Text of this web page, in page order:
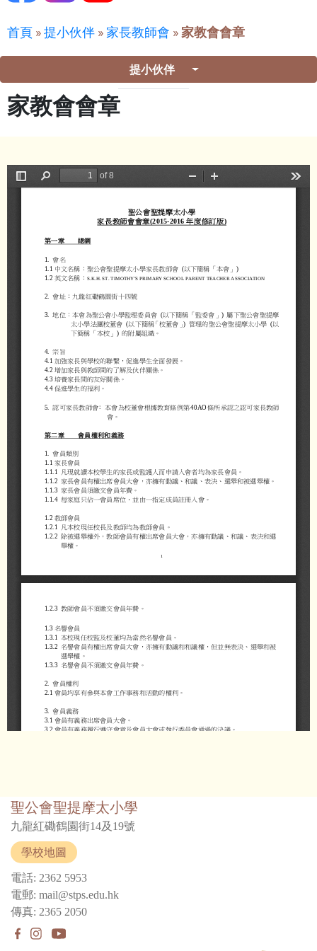
首頁 »提小伙伴 » 家長教師會 »家教會會章
提小伙伴
家教會會章
聖公會聖提摩太小學
九龍紅磡鶴園街14及19號
學校地圖
電話: 2362 5953
電郵: mail@stps.edu.hk
傳真: 2365 2050